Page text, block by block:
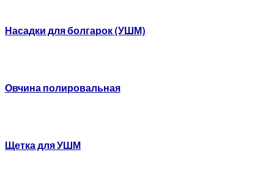
Насадки для болгарок (УШМ)
Овчина полировальная
Щетка для УШМ